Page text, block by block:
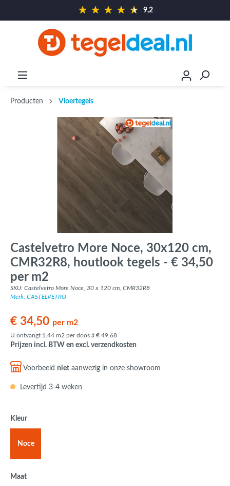
9,2
Producten Vloertegels
Castelvetro More Noce, 30x120 cm,
CMR32R8, houtlook tegels - € 34,50
per m2
SKU: Castelvetro More Noce, 30 x 120 cm, CMR32R8
Merk: CASTELVETRO
€ 34,50 per m2
U ontvangt 1.44 m2 per doos á € 49,68
Prijzen incl. BTW en excl. verzendkosten
Voorbeeld niet aanwezig in onze showroom
Levertijd 3-4 weken
Kleur
Noce
Maat